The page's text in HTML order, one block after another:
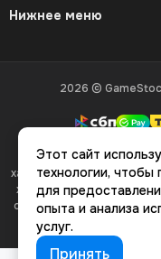
Нижнее меню
2026 ©
Вся
характеристик,
характер и ни при каких
определяемой
Этот сайт
технологии, чтобы
для
опыта и анализа
услуг.
Принять